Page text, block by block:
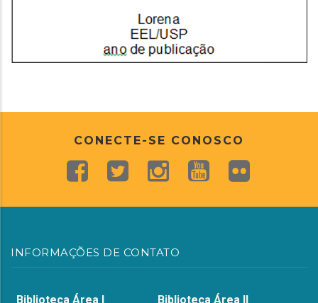
CONECTE-SE CONOSCO
INFORMAÇÕES DE CONTATO
Biblioteca Área I Biblioteca Área II